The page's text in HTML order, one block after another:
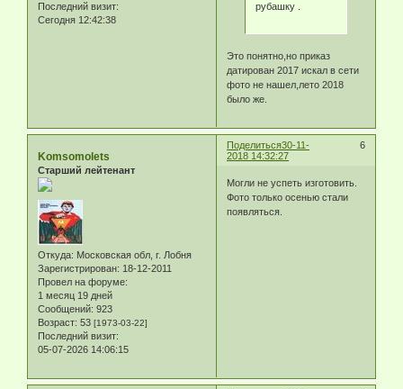
Последний визит:
Сегодня 12:42:38
рубашку .
Это понятно,но приказ
датирован 2017 искал в сети
фото не нашел,лето 2018
было же.
Поделиться 6
30-11-
2018 14:32:27
Komsomolets
Старший лейтенант
Откуда: Московская обл, г. Лобня
Зарегистрирован: 18-12-2011
Провел на форуме:
1 месяц 19 дней
Сообщений: 923
Возраст: 53 [1973-03-22]
Последний визит:
05-07-2026 14:06:15
Могли не успеть изготовить.
Фото только осенью стали
появляться.